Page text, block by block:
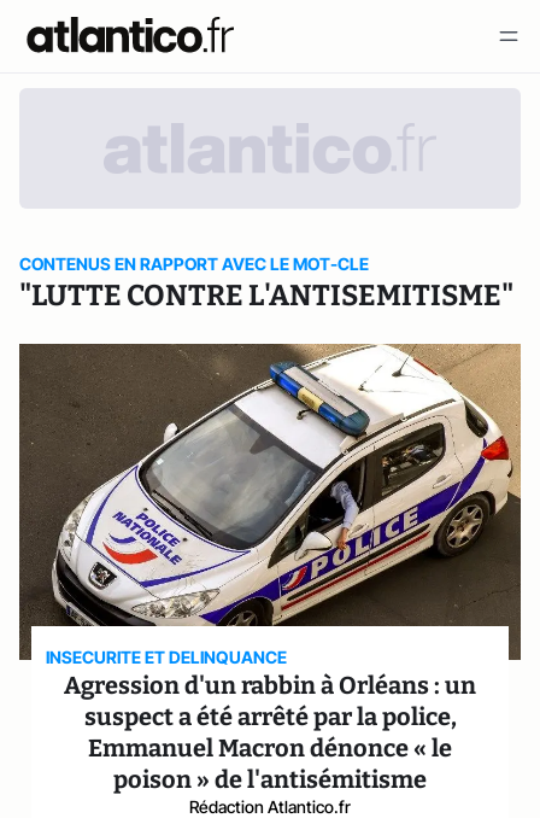
CONTENUS EN RAPPORT AVEC LE MOT-CLE
"LUTTE CONTRE L'ANTISEMITISME"
INSECURITE ET DELINQUANCE
Agression d'un rabbin à Orléans : un
suspect a été arrêté par la police,
Emmanuel Macron dénonce « le
poison » de l'antisémitisme
Rédaction Atlantico.fr